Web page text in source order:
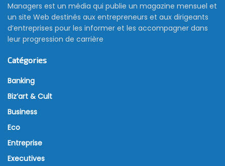
Managers est un média qui publie un magazine mensuel et
un site Web destinés aux entrepreneurs et aux dirigeants
d’entreprises pour les informer et les accompagner dans
leur progression de carrière
Catégories
Banking
Biz’art & Cult
Business
Eco
Entreprise
Executives